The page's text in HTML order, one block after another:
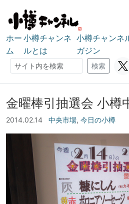
ホー
ム
小樽チャンネ
ルとは
小樽チャンネ
ガジン
検索
検索
金曜棒引抽選会 小樽
2014.02.14 中央市場, 今日の小樽